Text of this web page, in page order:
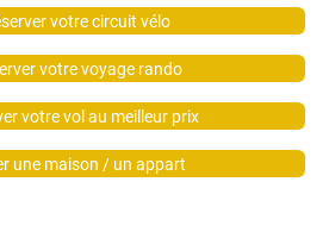
votre circuit vélo
votre voyage rando
votre vol au meilleur prix
une maison / un appart